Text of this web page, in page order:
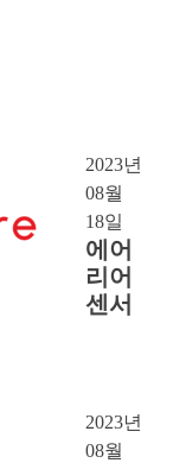
2023년
08월
18일
에어
리어
센서
2023년
08월